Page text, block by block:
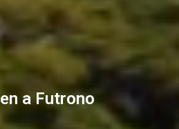
a Futrono